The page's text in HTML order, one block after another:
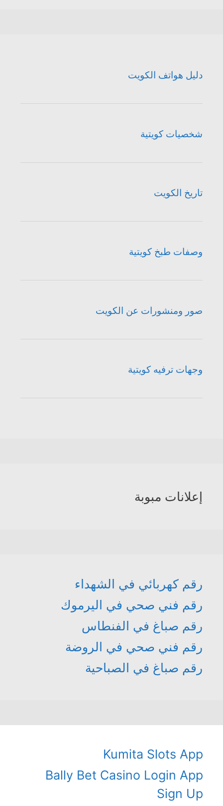
دليل هواتف الكويت
شخصيات كويتية
تاريخ الكويت
وصفات طبخ كويتية
صور ومنشورات عن الكويت
وجهات ترفيه كويتية
إعلانات مبوبة
رقم كهربائي في الشهداء
رقم فني صحي في اليرموك
رقم صباغ في الفنطاس
رقم فني صحي في الروضة
رقم صباغ في الصباحية
Kumita Slots App
Bally Bet Casino Login App
Sign Up